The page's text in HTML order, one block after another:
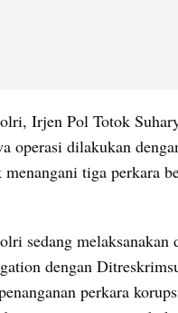
Irjen Pol Totok
operasi dilakukan
tiga perkara
sedang melaksanakan
dengan
perkara